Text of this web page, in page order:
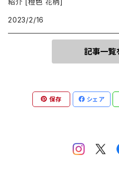
2023/2/16
記事一覧
保存 シェア